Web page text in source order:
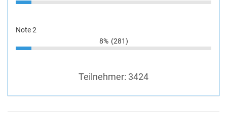
Note 2
8% (281)
Teilnehmer: 3424